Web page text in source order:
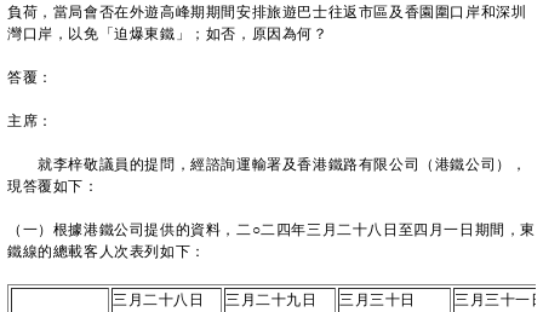
負荷，當局會否在外遊高峰期期間安排旅遊巴士往返市區及香園圍口岸和深圳
灣口岸，以免「迫爆東鐵」；如否，原因為何？
答覆：
主席：
就李梓敬議員的提問，經諮詢運輸署及香港鐵路有限公司（港鐵公司），
現答覆如下：
（一）根據港鐵公司提供的資料，二○二四年三月二十八日至四月一日期間，東
鐵線的總載客人次表列如下：
三月二十八日
三月二十九日
三月三十日
三月三十一